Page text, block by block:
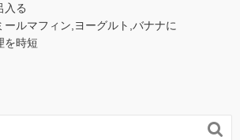
入る
ールマフィン,ヨーグルト,バナナに
を時短
